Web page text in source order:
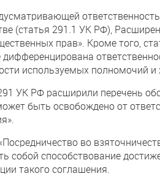
ответственность
(статья 291.1 УК РФ),
прав». Кроме того,
используемых полномочий и
УК РФ расширили перечень
быть освобождено от
во
собой способствование
такого соглашения.